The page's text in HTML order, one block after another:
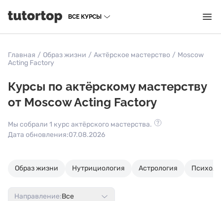
ВСЕ КУРСЫ
Главная / Образ жизни / Актёрское мастерство / Moscow
Acting Factory
Курсы по актёрскому мастерству
от Moscow Acting Factory
Мы собрали 1 курс актёрского мастерства.
Дата обновления:07.08.2026
Образ жизни Нутрициология Астрология
Направление:Все